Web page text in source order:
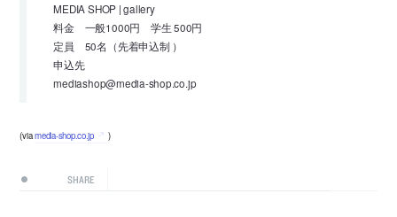
MEDIA SHOP | gallery
料金 一般1000円 学生 500円
定員 50名（先着申込制 ）
申込先
mediashop@media-shop.co.jp
(viamedia-shop.co.jp )
SHARE